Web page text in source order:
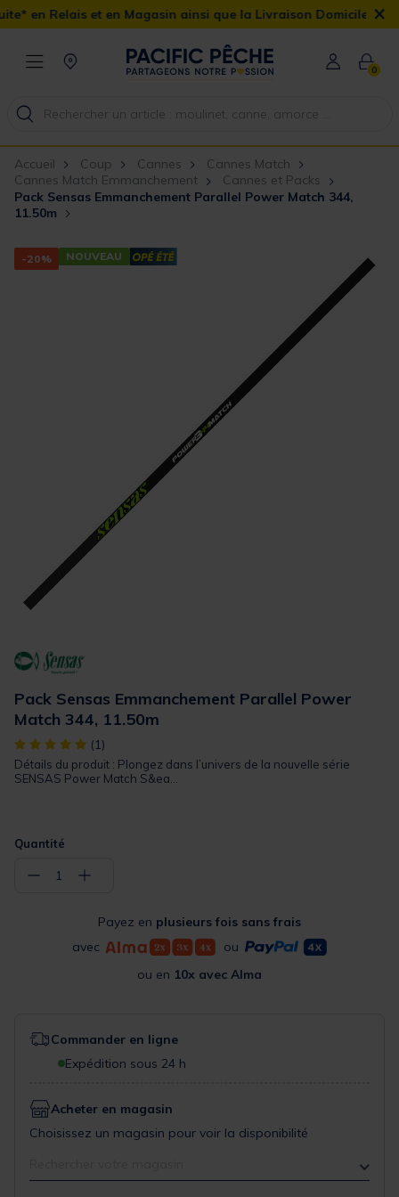
en Magasin ainsi que la Livraison Domicile offerte dès 90€×
0
Accueil Coup Cannes
Cannes Match
Cannes Match Emmanchement
Cannes et Packs
Pack Sensas Emmanchement Parallel Power Match 344,
11.50m
-20% NOUVEAU
Pack Sensas Emmanchement Parallel Power
Match 344, 11.50m
[object Object] out of 5 Customer Rating
(1)
Détails du produit : Plongez dans l’univers de la nouvelle série
SENSAS Power Match S&ea...
Quantité
− 1 +
Payez en plusieurs fois sans frais
avec
ou
ou en 10x avec Alma
Commander en ligne
Expédition sous 24 h
Acheter en magasin
Choisissez un magasin pour voir la disponibilité